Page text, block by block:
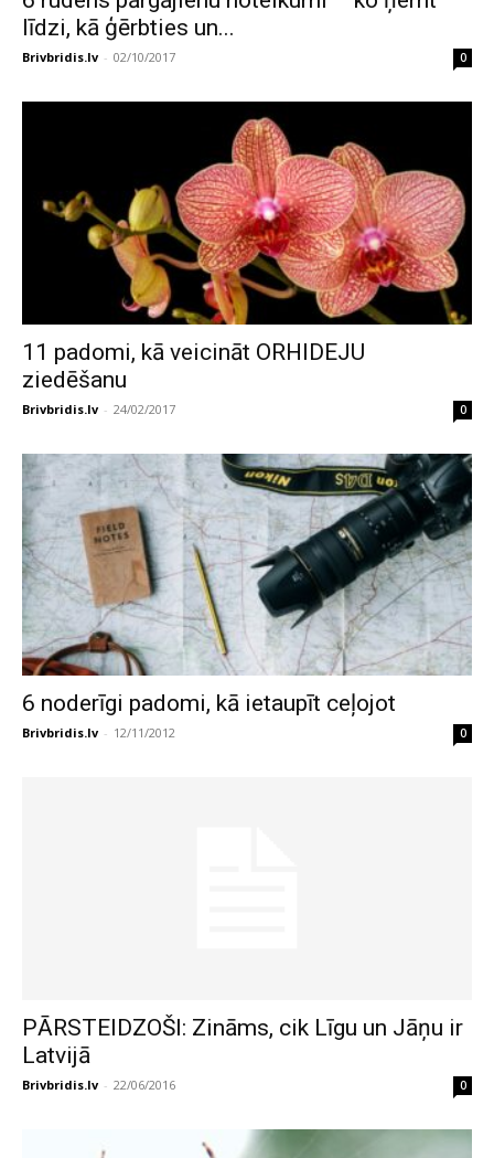
līdzi, kā ģērbties un...
Brivbridis.lv - 02/10/2017 0
11 padomi, kā veicināt ORHIDEJU
ziedēšanu
Brivbridis.lv - 24/02/2017 0
6 noderīgi padomi, kā ietaupīt ceļojot
Brivbridis.lv - 12/11/2012 0
PĀRSTEIDZOŠI: Zināms, cik Līgu un Jāņu ir
Latvijā
Brivbridis.lv - 22/06/2016 0